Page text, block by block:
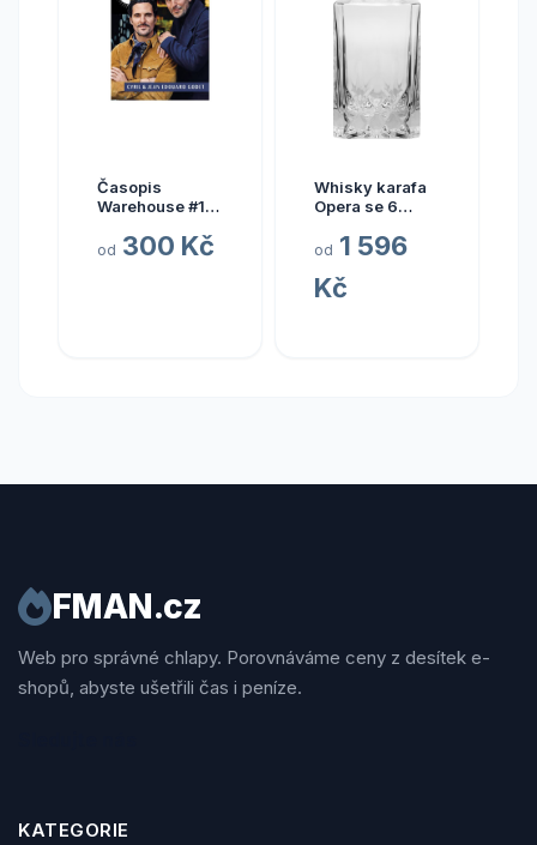
Časopis
Warehouse #1
od 300 Kč
Whisky karafa
Opera se 6
2,55l
od 1 596
Kč
FMAN.cz
Web pro správné chlapy. Porovnáváme ceny z desítek e-
shopů, abyste ušetřili čas i peníze.
KATEGORIE